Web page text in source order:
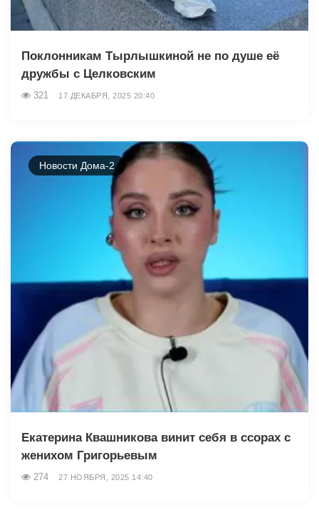
Поклонникам Тырлышкиной не по душе её
дружбы с Целковским
321 17 ДЕКАБРЯ, 2025 20:40
Новости Дома-2
Екатерина Квашникова винит себя в ссорах с
женихом Григорьевым
274 27 НОЯБРЯ, 2025 14:40